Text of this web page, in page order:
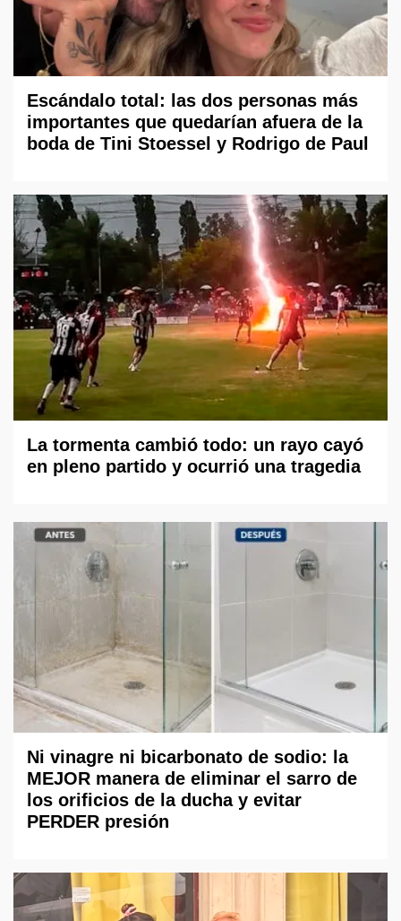
Escándalo total: las dos personas más
importantes que quedarían afuera de la
boda de Tini Stoessel y Rodrigo de Paul
La tormenta cambió todo: un rayo cayó
en pleno partido y ocurrió una tragedia
Ni vinagre ni bicarbonato de sodio: la
MEJOR manera de eliminar el sarro de
los orificios de la ducha y evitar
PERDER presión